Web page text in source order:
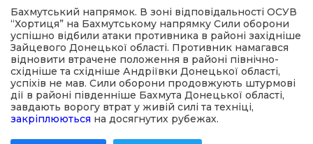
політика
місія
Бахмутський напрямок. В зоні відповідальності ОСУВ
“Хортиця” на Бахмутському напрямку Сили оборони
успішно відбили атаки противника в районі західніше
Зайцевого Донецької області. Противник намагався
відновити втрачене положення в районі північно-
східніше та східніше Андріївки Донецької області,
успіхів не мав. Сили оборони продовжують штурмові
дії в районі південніше Бахмута Донецької області,
завдають ворогу втрат у живій силі та техніці,
закріплюються на досягнутих рубежах.